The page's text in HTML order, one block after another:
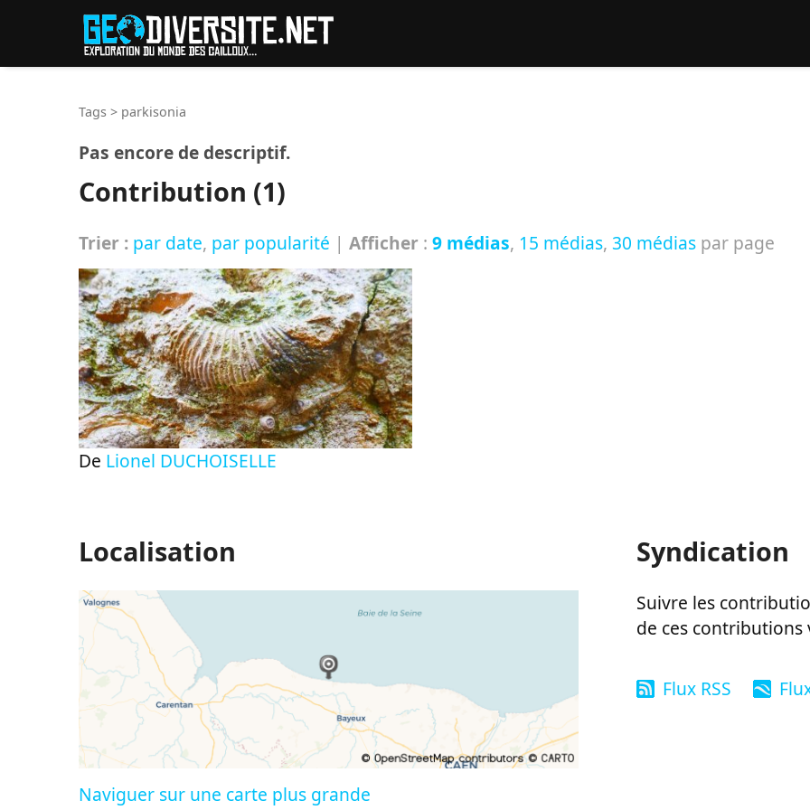
Tags > parkisonia
Pas encore de descriptif.
Contribution (1)
Trier : par date, par popularité | Afficher : 9 médias, 15 médias, 30 médias par page
De Lionel DUCHOISELLE
Localisation
Naviguer sur une carte plus grande
Syndication
Suivre les
de ces
Flux RSS